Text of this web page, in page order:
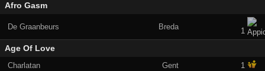
Afro Gasm
De Graanbeurs Breda 1
Age Of Love
Charlatan Gent 1